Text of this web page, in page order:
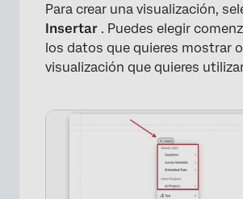
Para crear una visualización,
Insertar . Puedes elegir
los datos que quieres mostrar
visualización que quieres